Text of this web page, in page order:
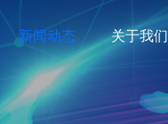
新闻动态 关于我们